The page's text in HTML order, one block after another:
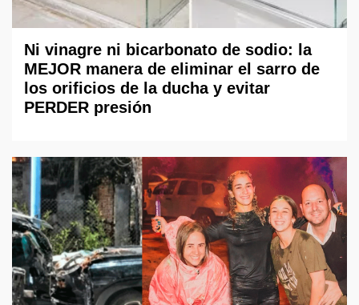
Ni vinagre ni bicarbonato de sodio: la
MEJOR manera de eliminar el sarro de
los orificios de la ducha y evitar
PERDER presión